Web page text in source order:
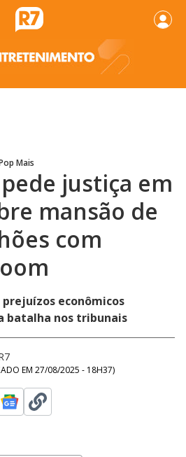
Mais
justiça em
mansão de
com
econômicos
batalha nos tribunais
EM 27/08/2025 - 18H37)